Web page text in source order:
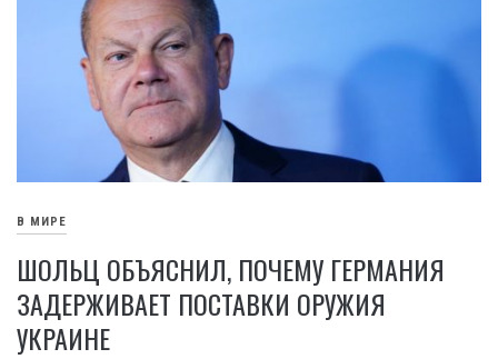
В МИРЕ
ШОЛЬЦ ОБЪЯСНИЛ, ПОЧЕМУ ГЕРМАНИЯ
ЗАДЕРЖИВАЕТ ПОСТАВКИ ОРУЖИЯ
УКРАИНЕ